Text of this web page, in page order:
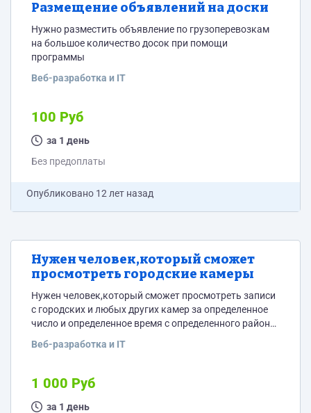
Размещение объявлений на доски
Нужно разместить объявление по грузоперевозкам
на большое количество досок при помощи
программы
Веб-разработка и IT
100 Руб
за 1 день
Без предоплаты
Опубликовано 12 лет назад
Нужен человек,который сможет
просмотреть городские камеры
Нужен человек,который сможет просмотреть записи
с городских и любых других камер за определенное
число и определенное время с определенного района.
заниматься не хочет.Одна надежда на камеры,
Веб-разработка и IT
1 000 Руб
за 1 день